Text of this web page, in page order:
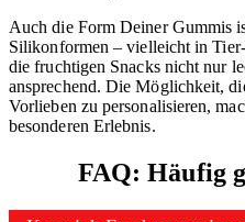
Auch die Form Deiner Gummis
Silikonformen – vielleicht in
die fruchtigen Snacks nicht nur
ansprechend. Die Möglichkeit,
Vorlieben zu personalisieren,
besonderen Erlebnis.
FAQ: Häufig